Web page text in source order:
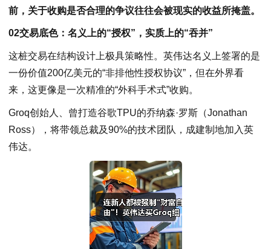
前，关于收购是否合理的争议往往会被现实的收益所掩盖。
02交易底色：名义上的“授权”，实质上的“吞并”
这桩交易在结构设计上极具策略性。英伟达名义上签署的是
一份价值200亿美元的“非排他性授权协议”，但在外界看
来，这更像是一次精准的“外科手术式”收购。
Groq创始人、曾打造谷歌TPU的乔纳森·罗斯（Jonathan
Ross），将带领总裁及90%的技术团队，成建制地加入英
伟达。